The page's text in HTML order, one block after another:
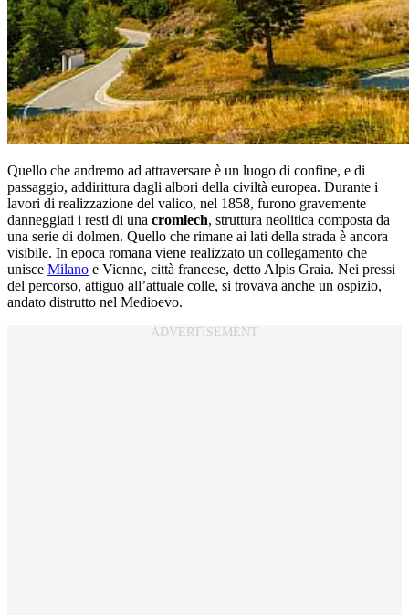
Quello che andremo ad attraversare è un luogo di confine, e di
passaggio, addirittura dagli albori della civiltà europea. Durante i
lavori di realizzazione del valico, nel 1858, furono gravemente
danneggiati i resti di una cromlech, struttura neolitica composta da
una serie di dolmen. Quello che rimane ai lati della strada è ancora
visibile. In epoca romana viene realizzato un collegamento che
unisce Milano e Vienne, città francese, detto Alpis Graia. Nei pressi
del percorso, attiguo all’attuale colle, si trovava anche un ospizio,
andato distrutto nel Medioevo.